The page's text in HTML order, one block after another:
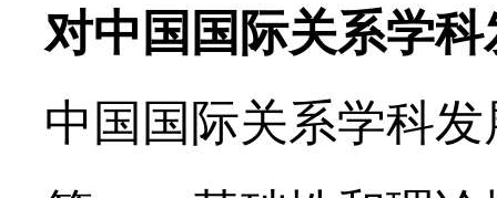
对中国国际关系学
中国国际关系学科